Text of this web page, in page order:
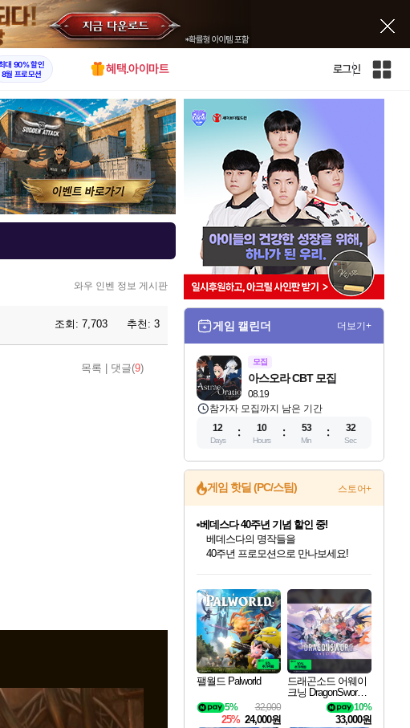
대 90% 할인
8월 프로모션
혜택.아이마트 로그인
인
와우 인벤 정보 게시판
조회: 7,703 추천: 3
목록 댓글(9)
게임 캘린더 더보기+
모집
08.19
아스오라 CBT 모집
참가자 모집까지 남은 기간
12
Days
10
Hours
53
Min
30
Sec
게임 핫딜 (PC/스팀) 스토어+
최대 90% 할인가를 만나보세요!
네이버혜택과 함께 만나보세요!
50%할인&추가 적립까지!
이니&베니 혜택까지!
네이버 혜택가와 함께 예약하세요!
할인&네이버혜택으로 만나보세요!
네이버페이 혜택과 만나보세요!
베데스다 40주년 기념 할인 중!
베데스다의 명작들을
40주년 프로모션으로 만나보세요!
네이버 포인트 혜택까지!
할인가에 만나보세요!
일부 에디션 상시 할인!
혜택으로 예약 판매 중
편안하게 충전하세요
팰월드 Palworld
32,000
5%
25% 24,000원
드래곤소드 어웨이
크닝 DragonSword A
10%
33,000원